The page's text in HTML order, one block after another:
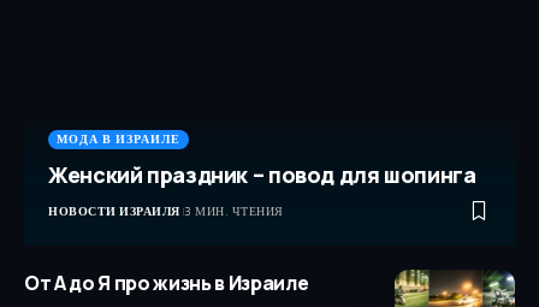
МОДА В ИЗРАИЛЕ
Женский праздник – повод для шопинга
НОВОСТИ ИЗРАИЛЯ 3 МИН. ЧТЕНИЯ
От А до Я про жизнь в Израиле